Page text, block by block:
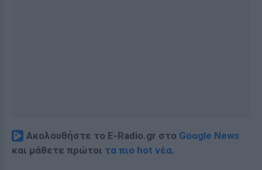
Ακολουθήστε το E-Radio.gr στο Google News
και μάθετε πρώτοι τα πιο hot νέα.